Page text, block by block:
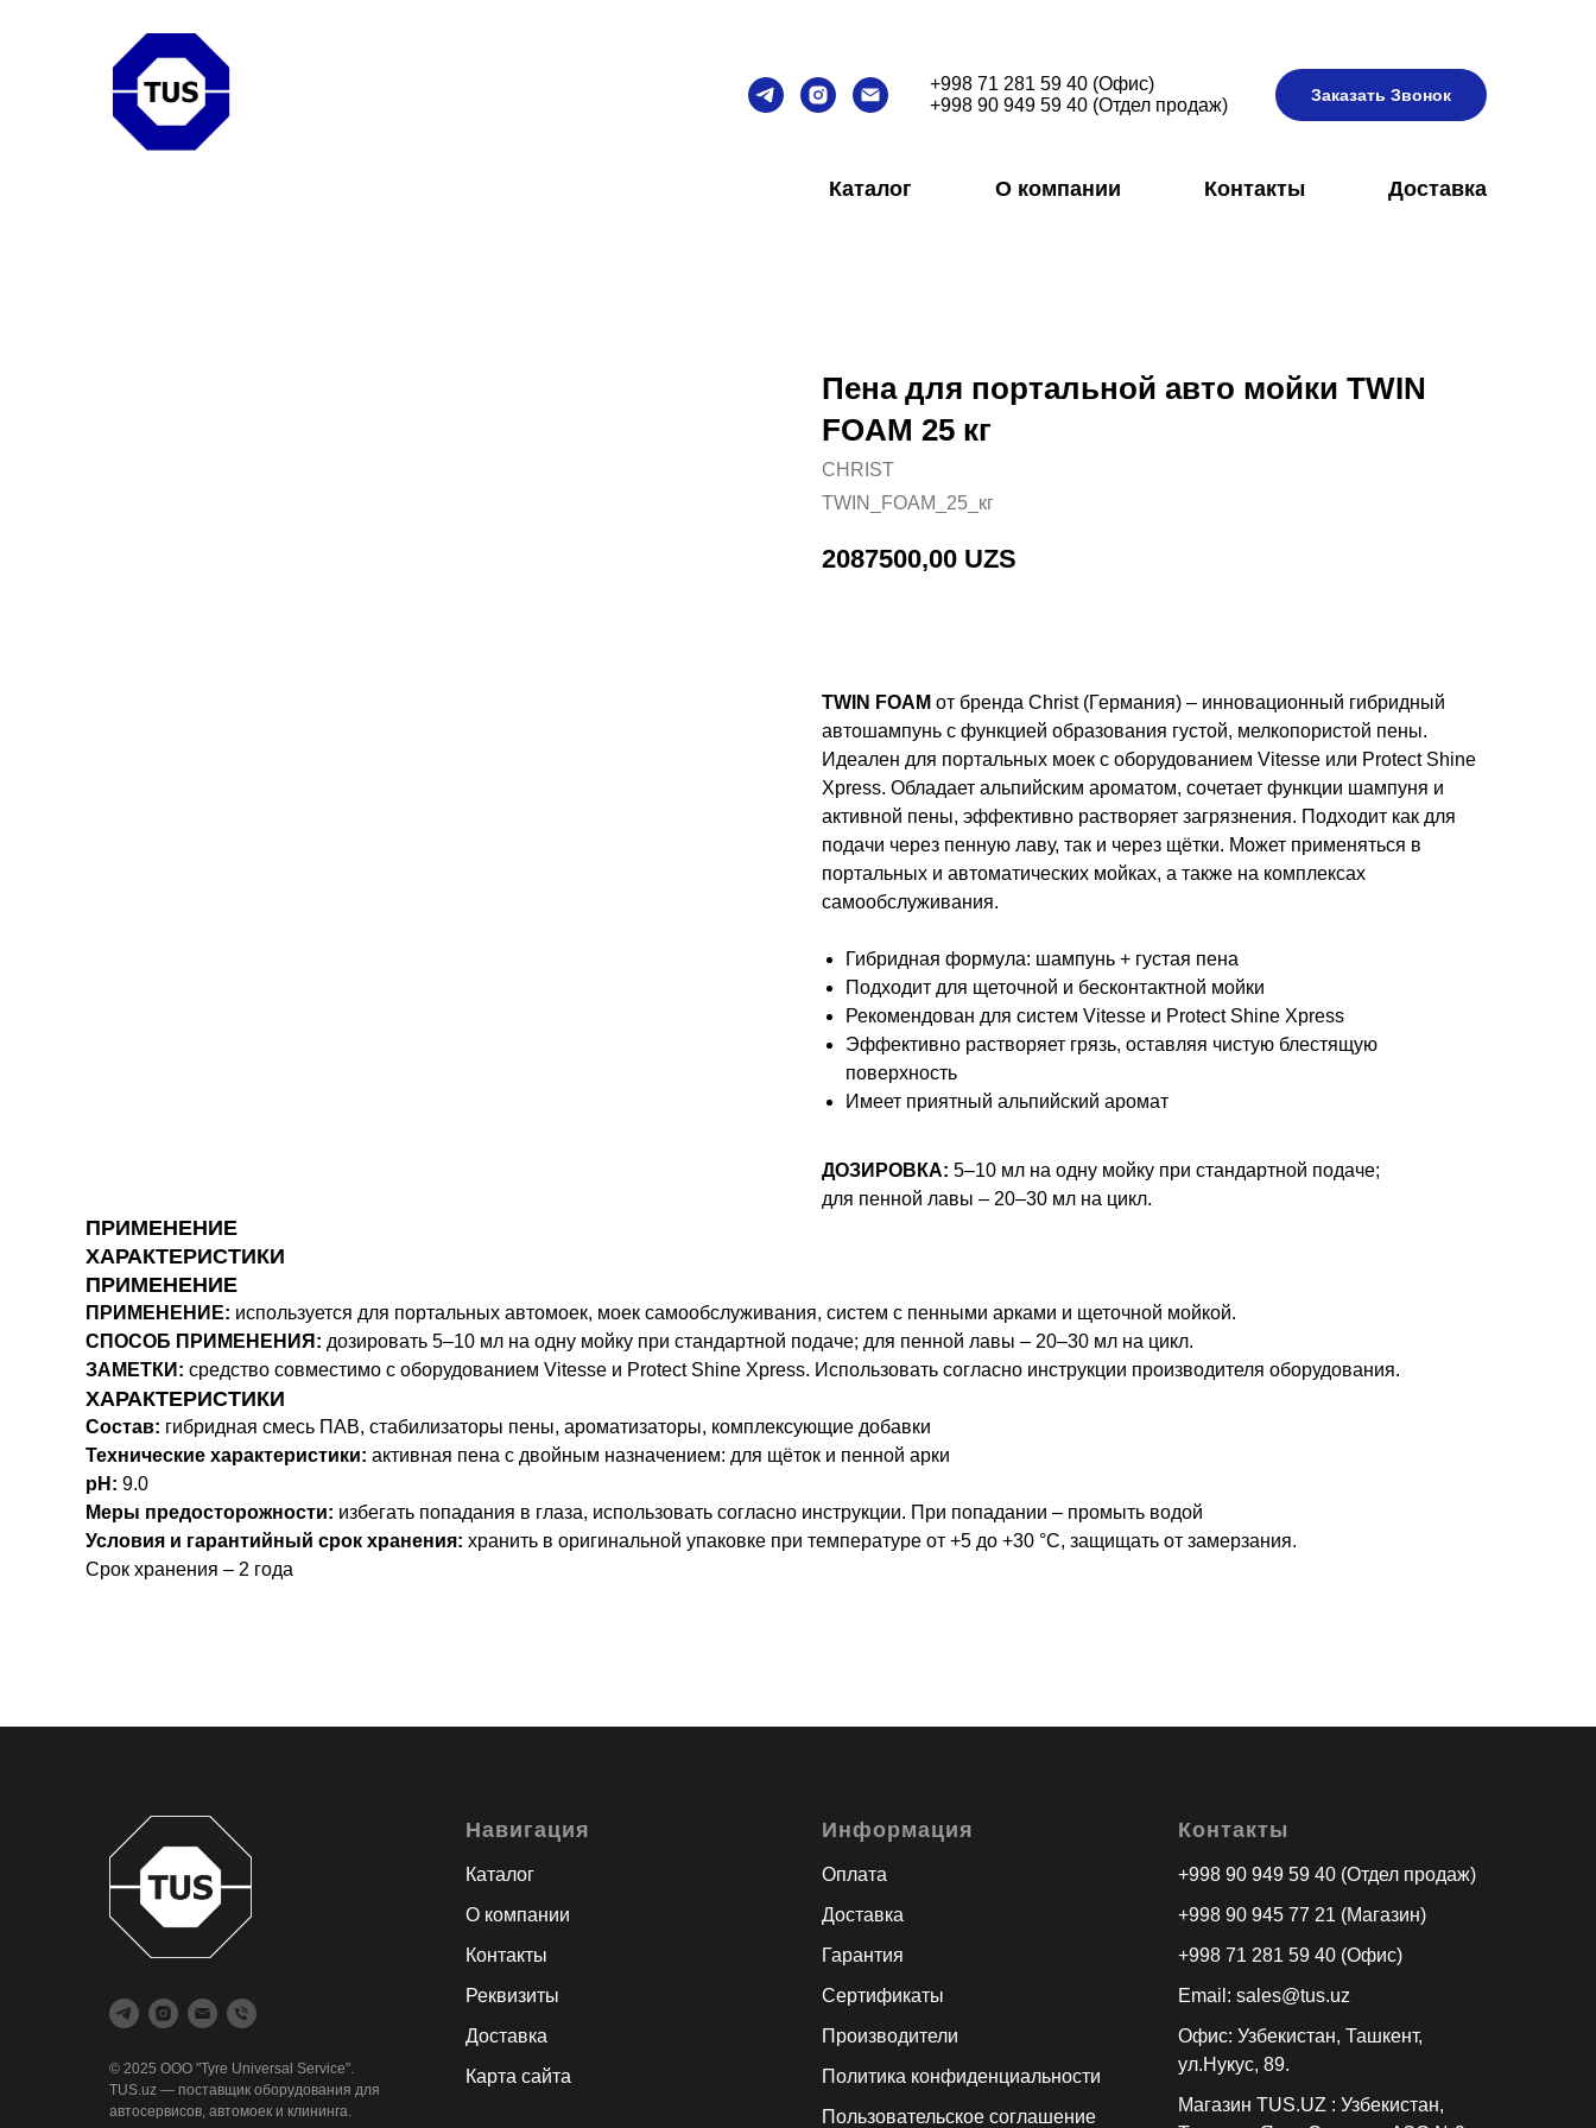
+998 71 281 59 40 (Офис)
+998 90 949 59 40 (Отдел продаж)
Заказать Звонок
Каталог О компании Контакты Доставка
Пена для портальной авто мойки TWIN
FOAM 25 кг
CHRIST
TWIN_FOAM_25_кг
2087500,00 UZS
TWIN FOAM от бренда Christ (Германия) – инновационный гибридный
автошампунь с функцией образования густой, мелкопористой пены.
Идеален для портальных моек с оборудованием Vitesse или Protect Shine
Xpress. Обладает альпийским ароматом, сочетает функции шампуня и
активной пены, эффективно растворяет загрязнения. Подходит как для
подачи через пенную лаву, так и через щётки. Может применяться в
портальных и автоматических мойках, а также на комплексах
самообслуживания.
Гибридная формула: шампунь + густая пена
Подходит для щеточной и бесконтактной мойки
Рекомендован для систем Vitesse и Protect Shine Xpress
Эффективно растворяет грязь, оставляя чистую блестящую
поверхность
Имеет приятный альпийский аромат
ДОЗИРОВКА: 5–10 мл на одну мойку при стандартной подаче;
для пенной лавы – 20–30 мл на цикл.
ПРИМЕНЕНИЕ
ХАРАКТЕРИСТИКИ
ПРИМЕНЕНИЕ
ПРИМЕНЕНИЕ: используется для портальных автомоек, моек самообслуживания, систем с пенными арками и щеточной мойкой.
СПОСОБ ПРИМЕНЕНИЯ: дозировать 5–10 мл на одну мойку при стандартной подаче; для пенной лавы – 20–30 мл на цикл.
ЗАМЕТКИ: средство совместимо с оборудованием Vitesse и Protect Shine Xpress. Использовать согласно инструкции производителя оборудования.
ХАРАКТЕРИСТИКИ
Состав: гибридная смесь ПАВ, стабилизаторы пены, ароматизаторы, комплексующие добавки
Технические характеристики: активная пена с двойным назначением: для щёток и пенной арки
pH: 9.0
Меры предосторожности: избегать попадания в глаза, использовать согласно инструкции. При попадании – промыть водой
Условия и гарантийный срок хранения: хранить в оригинальной упаковке при температуре от +5 до +30 °C, защищать от замерзания.
Срок хранения – 2 года
© 2025 ООО "Tyre Universal Service".
TUS.uz — поставщик оборудования для
автосервисов, автомоек и клининга.
Навигация
Каталог
О компании
Контакты
Реквизиты
Доставка
Карта сайта
Информация
Оплата
Доставка
Гарантия
Сертификаты
Производители
Политика конфиденциальности
Пользовательское соглашение
Контакты
+998 90 949 59 40 (Отдел продаж)
+998 90 945 77 21 (Магазин)
+998 71 281 59 40 (Офис)
Email: sales@tus.uz
Офис: Узбекистан, Ташкент,
ул.Нукус, 89.
Магазин TUS.UZ : Узбекистан,